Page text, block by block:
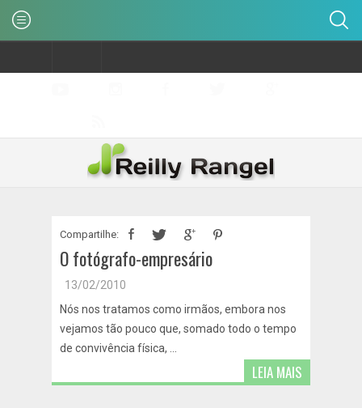
Compartilhe:
O fotógrafo-empresário
13/02/2010
Nós nos tratamos como irmãos, embora nos
vejamos tão pouco que, somado todo o tempo
de convivência física, ...
LEIA MAIS